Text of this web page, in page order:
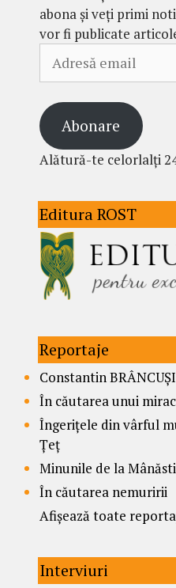
abona și veți primi
vor fi publicate
email
Abonare
Alătură-te celorlalți
Editura ROST
Reportaje
Constantin
În căutarea unui
Îngerițele din vârful
Țeț
Minunile de la
În căutarea nemuririi
Afișează toate
Interviuri